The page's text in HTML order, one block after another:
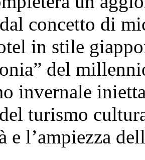
concetto di
in stile
del
invernale
turismo
e l’ampiezza